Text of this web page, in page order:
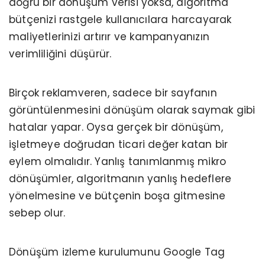
bütçenizi rastgele kullanıcılara harcayarak
maliyetlerinizi artırır ve kampanyanızın
verimliliğini düşürür.
Birçok reklamveren, sadece bir sayfanın
görüntülenmesini dönüşüm olarak saymak gibi
hatalar yapar. Oysa gerçek bir dönüşüm,
işletmeye doğrudan ticari değer katan bir
eylem olmalıdır. Yanlış tanımlanmış mikro
dönüşümler, algoritmanın yanlış hedeflere
yönelmesine ve bütçenin boşa gitmesine
sebep olur.
Dönüşüm izleme kurulumunu Google Tag